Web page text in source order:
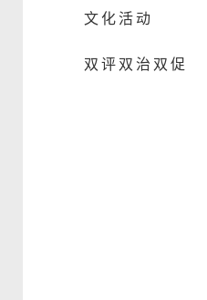
文化活动
双评双治双促